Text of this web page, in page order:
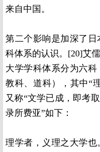
来自中国。
第二个影响是加深了
科体系的认识。[20]艾
大学学科体系分为六科
教科、道科），其中“
又称“文学已成，即考
录所费亚”如下：
理学者，义理之大学